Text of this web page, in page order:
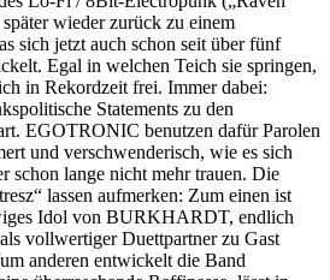
wieder zurück zu einem
sich jetzt auch schon seit über fünf
Egal in welchen Teich sie springen,
in Rekordzeit frei. Immer dabei:
Statements zu den
EGOTRONIC benutzen dafür Parolen
und verschwenderisch, wie es sich
schon lange nicht mehr trauen. Die
lassen aufmerken: Zum einen ist
Idol von BURKHARDT, endlich
vollwertiger Duettpartner zu Gast
anderen entwickelt die Band